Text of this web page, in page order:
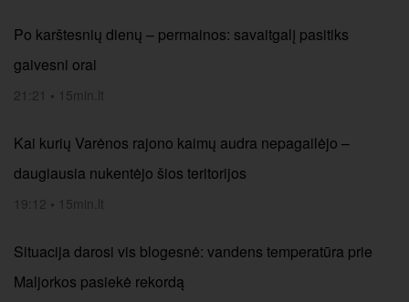
Po karštesnių dienų – permainos: savaitgalį pasitiks
gaivesni orai
21:21 • 15min.lt
Kai kurių Varėnos rajono kaimų audra nepagailėjo –
daugiausia nukentėjo šios teritorijos
19:12 • 15min.lt
Situacija darosi vis blogesnė: vandens temperatūra prie
Maljorkos pasiekė rekordą